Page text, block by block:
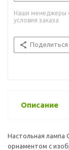
Наши менеджеры
условия заказа
Поделиться
Описание
Настольная
орнаментом с